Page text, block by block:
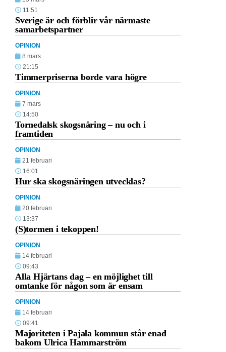
11:51
Sverige är och förblir vår närmaste
samarbetspartner
OPINION
8 mars
21:15
Timmerpriserna borde vara högre
OPINION
7 mars
14:50
Tornedalsk skogsnäring – nu och i
framtiden
OPINION
21 februari
16:01
Hur ska skogsnäringen utvecklas?
OPINION
20 februari
13:37
(S)tormen i tekoppen!
OPINION
14 februari
09:43
Alla Hjärtans dag – en möjlighet till
omtanke för någon som är ensam
OPINION
14 februari
09:41
Majoriteten i Pajala kommun står enad
bakom Ulrica Hammarström